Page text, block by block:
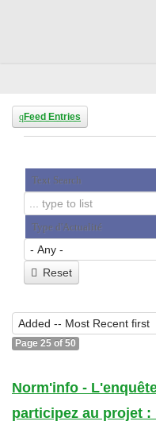
Feed Entries
Text Search
Type d'Actualité
Reset
Page 25 of 50
Norm'info -
participez au projet :